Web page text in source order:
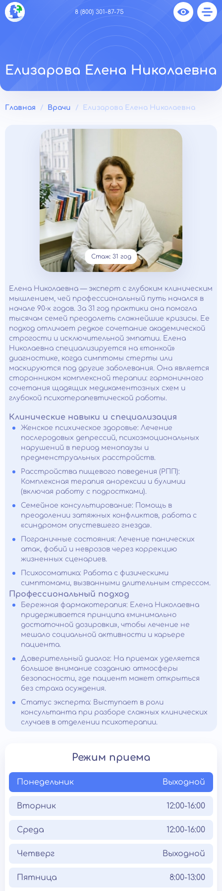
8 (800) 301-87-75
Елизарова Елена Николаевна
Главная Врачи Елизарова Елена Николаевна
Стаж: 31 год
Елена Николаевна — эксперт с глубоким клиническим
мышлением, чей профессиональный путь начался в
начале 90-х годов. За 31 год практики она помогла
тысячам семей преодолеть сложнейшие кризисы. Ее
подход отличает редкое сочетание академической
строгости и исключительной эмпатии. Елена
Николаевна специализируется на «тонкой»
диагностике, когда симптомы стерты или
маскируются под другие заболевания. Она является
сторонником комплексной терапии: гармоничного
сочетания щадящих медикаментозных схем и
глубокой психотерапевтической работы.
Клинические навыки и специализация
Женское психическое здоровье: Лечение
послеродовых депрессий, психоэмоциональных
нарушений в период менопаузы и
предменструальных расстройств.
Расстройства пищевого поведения (РПП):
Комплексная терапия анорексии и булимии
(включая работу с подростками).
Семейное консультирование: Помощь в
преодолении затяжных конфликтов, работа с
«синдромом опустевшего гнезда».
Пограничные состояния: Лечение панических
атак, фобий и неврозов через коррекцию
жизненных сценариев.
Психосоматика: Работа с физическими
симптомами, вызванными длительным стрессом.
Профессиональный подход
Бережная фармакотерапия: Елена Николаевна
придерживается принципа «минимально
достаточной дозировки», чтобы лечение не
мешало социальной активности и карьере
пациента.
Доверительный диалог: На приемах уделяется
большое внимание созданию атмосферы
безопасности, где пациент может открыться
без страха осуждения.
Статус эксперта: Выступает в роли
консультанта при разборе сложных клинических
случаев в отделении психотерапии.
Режим приема
Понедельник Выходной
Вторник 12:00-16:00
Среда 12:00-16:00
Четверг Выходной
Пятница 8:00-13:00